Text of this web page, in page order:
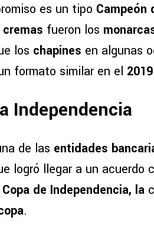
es un tipo Campeón
cremas fueron los
los chapines en algunas
formato similar en el 2019
Independencia
de las entidades
logró llegar a un acuerdo
Copa de Independencia, la
.